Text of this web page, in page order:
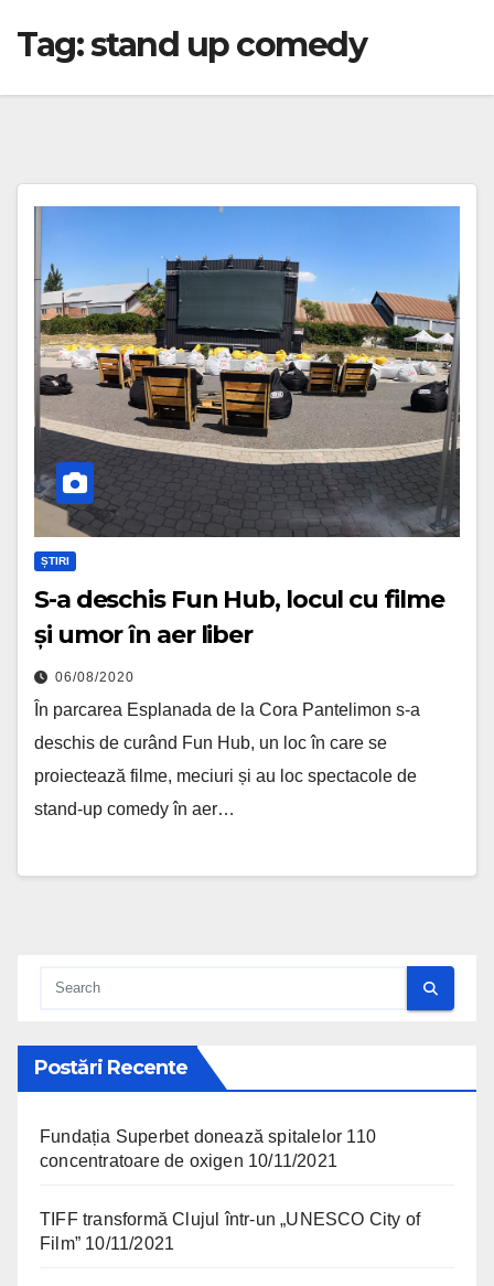
Tag:stand up comedy
ȘTIRI
S-a deschis Fun Hub, locul cu filme
și umor în aer liber
06/08/2020
În parcarea Esplanada de la Cora Pantelimon s-a
deschis de curând Fun Hub, un loc în care se
proiectează filme, meciuri și au loc spectacole de
stand-up comedy în aer…
Postări Recente
Fundația Superbet donează spitalelor 110
concentratoare de oxigen 10/11/2021
TIFF transformă Clujul într-un „UNESCO City of
Film” 10/11/2021